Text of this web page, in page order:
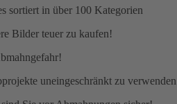
sortiert in über 100 Kategorien
Bilder teuer zu kaufen!
uneingeschränkt zu